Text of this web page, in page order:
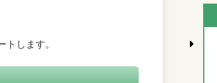
します。